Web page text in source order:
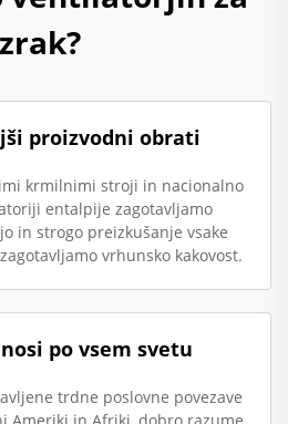
zrak?
proizvodni obrati
krmilnimi stroji in nacionalno
entalpije zagotavljamo
in strogo preizkušanje vsake
vrhunsko kakovost.
po vsem svetu
trdne poslovne povezave